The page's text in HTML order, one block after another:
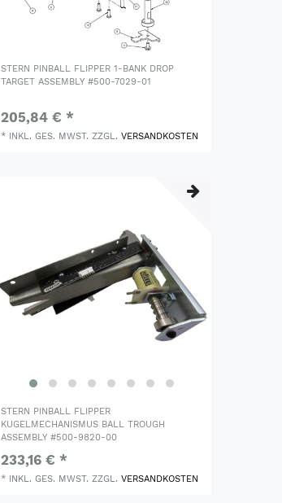
STERN PINBALL FLIPPER 1-BANK DROP
TARGET ASSEMBLY #500-7029-01
205,84 € *
* INKL. GES. MWST. ZZGL.VERSANDKOSTEN
STERN PINBALL FLIPPER
KUGELMECHANISMUS BALL TROUGH
ASSEMBLY #500-9820-00
233,16 € *
* INKL. GES. MWST. ZZGL.VERSANDKOSTEN